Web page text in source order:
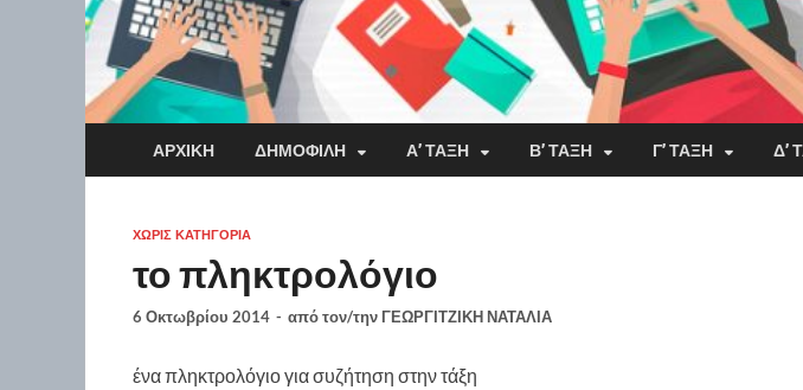
ΑΡΧΙΚΉ ΔΗΜΟΦΙΛΉ Α’ ΤΆΞΗ Β’ ΤΆΞΗ Γ’ ΤΆΞΗ Δ’
ΧΩΡΊΣ ΚΑΤΗΓΟΡΊΑ
το πληκτρολόγιο
6 Οκτωβρίου 2014 - από τον/την ΓΕΩΡΓΙΤΖΙΚΗ ΝΑΤΑΛΙΑ
ένα πληκτρολόγιο για συζήτηση στην τάξη